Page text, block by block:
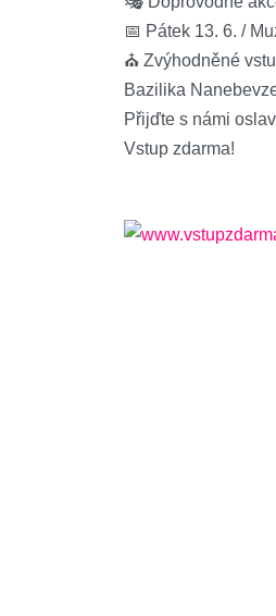
📅 Pátek 13. 6. /
⛪ Zvýhodněné
Bazilika
Přijďte s námi
Vstup zdarma!